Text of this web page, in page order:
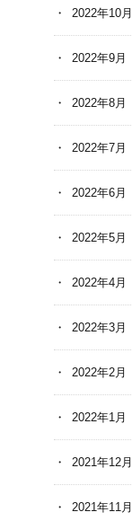
2022年10月
2022年9月
2022年8月
2022年7月
2022年6月
2022年5月
2022年4月
2022年3月
2022年2月
2022年1月
2021年12月
2021年11月